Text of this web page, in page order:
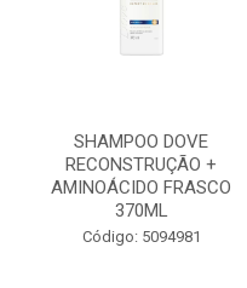
SHAMPOO DOVE
RECONSTRUÇÃO +
AMINOÁCIDO FRASCO
370ML
Código: 5094981